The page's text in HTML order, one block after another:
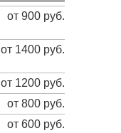
от 900 руб.
от 1400 руб.
от 1200 руб.
от 800 руб.
от 600 руб.